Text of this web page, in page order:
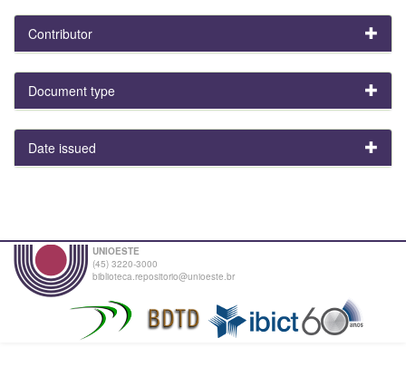
Contributor
Document type
Date issued
UNIOESTE
(45) 3220-3000
biblioteca.repositorio@unioeste.br